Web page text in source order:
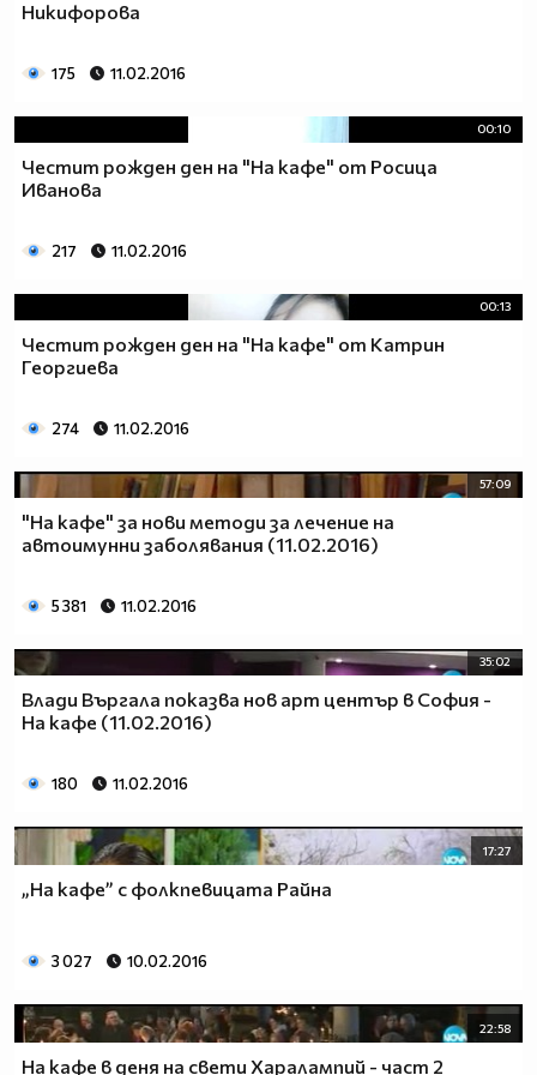
Никифорова
175 11.02.2016
00:10
Честит рожден ден на "На кафе" от Росица
Иванова
217 11.02.2016
00:13
Честит рожден ден на "На кафе" от Катрин
Георгиева
274 11.02.2016
57:09
"На кафе" за нови методи за лечение на
автоимунни заболявания (11.02.2016)
5 381 11.02.2016
35:02
Влади Въргала показва нов арт център в София -
На кафе (11.02.2016)
180 11.02.2016
17:27
„На кафе” с фолкпевицата Райна
3 027 10.02.2016
22:58
На кафе в деня на свети Харалампий - част 2